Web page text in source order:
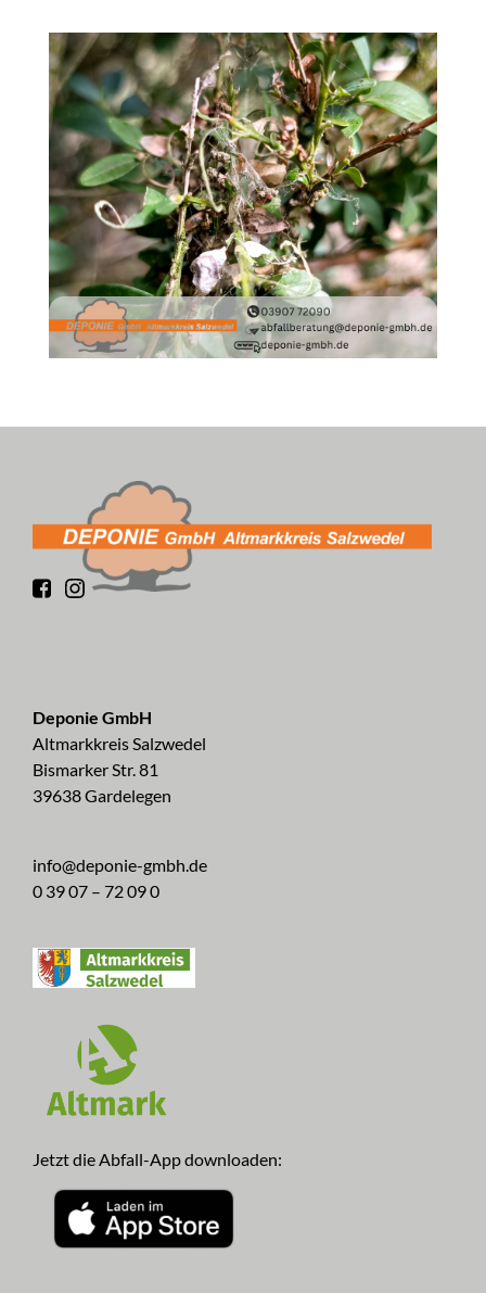
Deponie GmbH
Altmarkkreis Salzwedel
Bismarker Str. 81
39638 Gardelegen
info@deponie-gmbh.de
0 39 07 – 72 09 0
Jetzt die Abfall-App downloaden: